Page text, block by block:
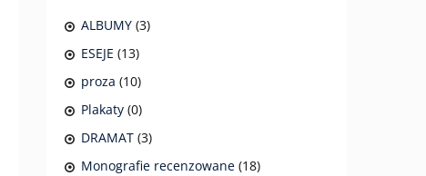
ALBUMY (3)
ESEJE (13)
proza (10)
Plakaty (0)
DRAMAT (3)
Monografie recenzowane (18)